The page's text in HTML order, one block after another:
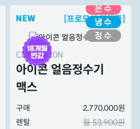
[프로모션 진행중]
CHPI-7420N
아이콘 얼음정수기
맥스
구매
2,770,000원
렌탈
월 53,900원